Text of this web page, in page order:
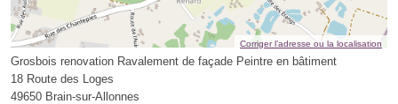
Corriger l’adresse ou la localisation
Grosbois renovation Ravalement de façade Peintre en bâtiment
18 Route des Loges
49650 Brain-sur-Allonnes